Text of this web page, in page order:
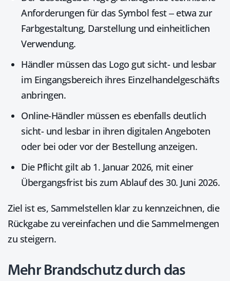
Anforderungen für das Symbol fest – etwa zur
Farbgestaltung, Darstellung und einheitlichen
Verwendung.
Händler müssen das Logo gut sicht- und lesbar
im Eingangsbereich ihres Einzelhandelgeschäfts
anbringen.
Online-Händler müssen es ebenfalls deutlich
sicht- und lesbar in ihren digitalen Angeboten
oder bei oder vor der Bestellung anzeigen.
Die Pflicht gilt ab 1. Januar 2026, mit einer
Übergangsfrist bis zum Ablauf des 30. Juni 2026.
Ziel ist es, Sammelstellen klar zu kennzeichnen, die
Rückgabe zu vereinfachen und die Sammelmengen
zu steigern.
Mehr Brandschutz durch das